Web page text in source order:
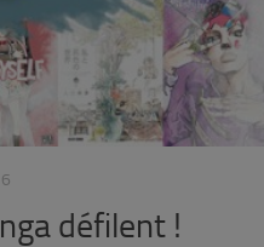
défilent !